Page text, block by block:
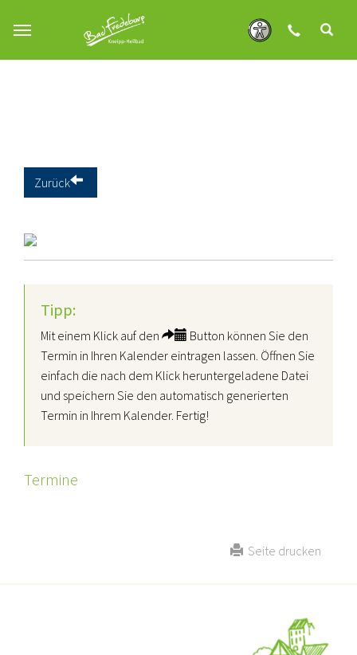
Zurück
Tipp:
Mit einem Klick auf den
Button können Sie den
Termin in Ihren Kalender eintragen lassen. Öffnen Sie
einfach die nach dem Klick heruntergeladene Datei
und speichern Sie den automatisch generierten
Termin in Ihrem Kalender. Fertig!
Termine
Seite drucken